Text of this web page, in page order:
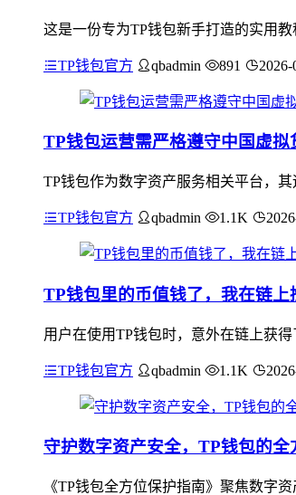
这是一份专为TP钱包新手打造的实用
TP钱包官方 qbadmin 891 2026-
TP钱包运营需严格遵守中国虚拟
TP钱包作为数字资产服务相关平台，
TP钱包官方 qbadmin 1.1K
TP钱包里的币值钱了，我在链上
用户在使用TP钱包时，意外在链上获
TP钱包官方 qbadmin 1.1K
守护数字资产安全，TP钱包的全
《TP钱包全方位保护指南》聚焦数字